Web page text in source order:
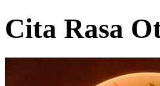
Cita Rasa